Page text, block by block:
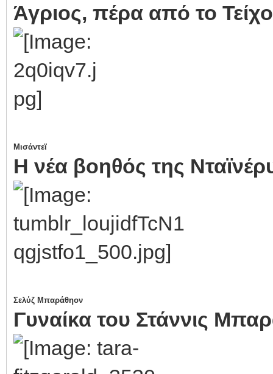
Άγριος, πέρα από το
Μισάντεϊ
Η νέα βοηθός της
Σελύζ Μπαράθηον
Γυναίκα του Στάννις